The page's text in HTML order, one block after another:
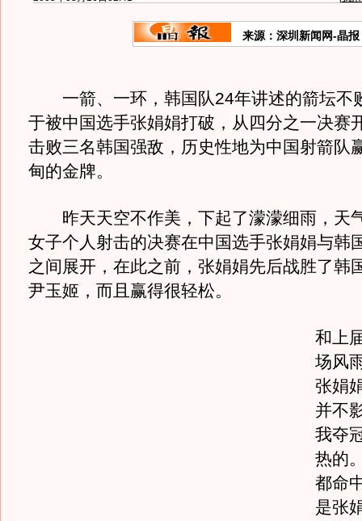
来源：深圳新闻网-晶报
一箭、一环，韩国队24年讲述的箭坛不
于被中国选手张娟娟打破，从四分之一决赛
击败三名韩国强敌，历史性地为中国射箭队
甸的金牌。
昨天天空不作美，下起了濛濛细雨，天
女子个人射击的决赛在中国选手张娟娟与韩
之间展开，在此之前，张娟娟先后战胜了韩
尹玉姬，而且赢得很轻松。
和上
场风
张娟
并不
我夺
热的
都命
是张